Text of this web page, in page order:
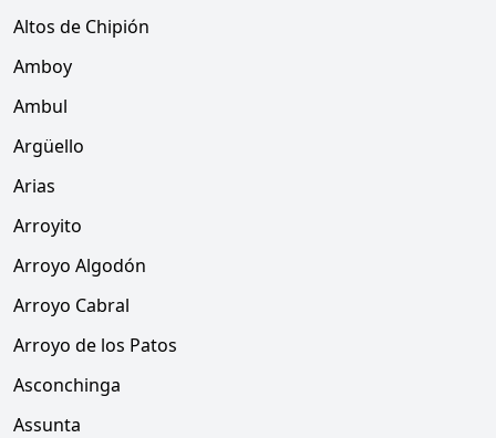
Altos de Chipión
Amboy
Ambul
Argüello
Arias
Arroyito
Arroyo Algodón
Arroyo Cabral
Arroyo de los Patos
Asconchinga
Assunta